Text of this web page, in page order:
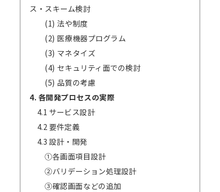
ス・スキーム検討
(1) 法や制度
(2) 医療機器プログラム
(3) マネタイズ
(4) セキュリティ面での検討
(5) 品質の考慮
4. 各開発プロセスの実際
4.1 サービス設計
4.2 要件定義
4.3 設計・開発
①各画面項目設計
②バリデーション処理設計
③確認画面などの追加